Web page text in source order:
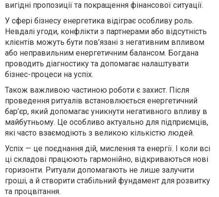
вигідні пропозиції та покращення фінансової ситуації.
У сфері бізнесу енергетика відіграє особливу роль.
Невдалі угоди, конфлікти з партнерами або відсутність
клієнтів можуть бути пов’язані з негативним впливом
або неправильним енергетичним балансом. Богдана
проводить діагностику та допомагає налаштувати
бізнес-процеси на успіх.
Також важливою частиною роботи є захист. Після
проведення ритуалів встановлюється енергетичний
бар’єр, який допомагає уникнути негативного впливу в
майбутньому. Це особливо актуально для підприємців,
які часто взаємодіють з великою кількістю людей.
Успіх — це поєднання дій, мислення та енергії. І коли всі
ці складові працюють гармонійно, відкриваються нові
горизонти. Ритуали допомагають не лише залучити
гроші, а й створити стабільний фундамент для розвитку
та процвітання.